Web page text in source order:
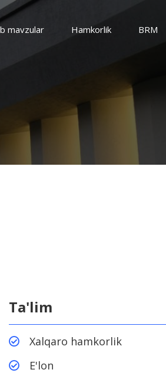
mavzular Hamkorlik BRM
Ta'lim
Xalqaro hamkorlik
E'lon